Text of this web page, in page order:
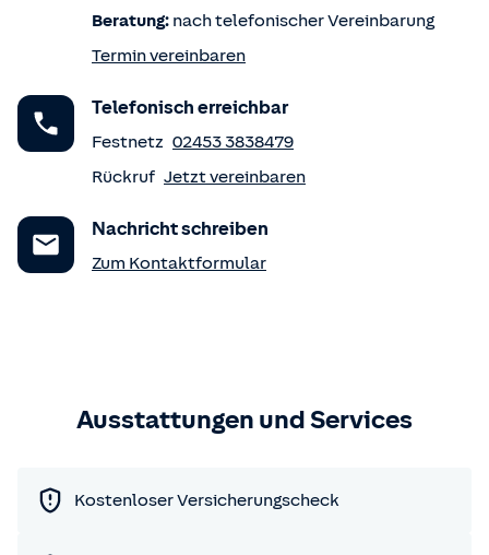
Beratung: nach telefonischer Vereinbarung
Termin vereinbaren
Telefonisch erreichbar
Festnetz 02453 3838479
Rückruf Jetzt vereinbaren
Nachricht schreiben
Zum Kontaktformular
Ausstattungen und Services
Kostenloser Versicherungscheck